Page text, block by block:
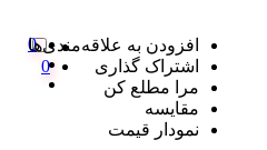
0
0
افزودن به علاقه‌مندی‌ها
اشتراک گذاری
مرا مطلع کن
مقایسه
نمودار قیمت